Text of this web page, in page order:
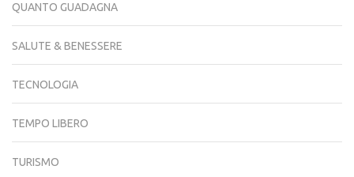
QUANTO GUADAGNA
SALUTE & BENESSERE
TECNOLOGIA
TEMPO LIBERO
TURISMO